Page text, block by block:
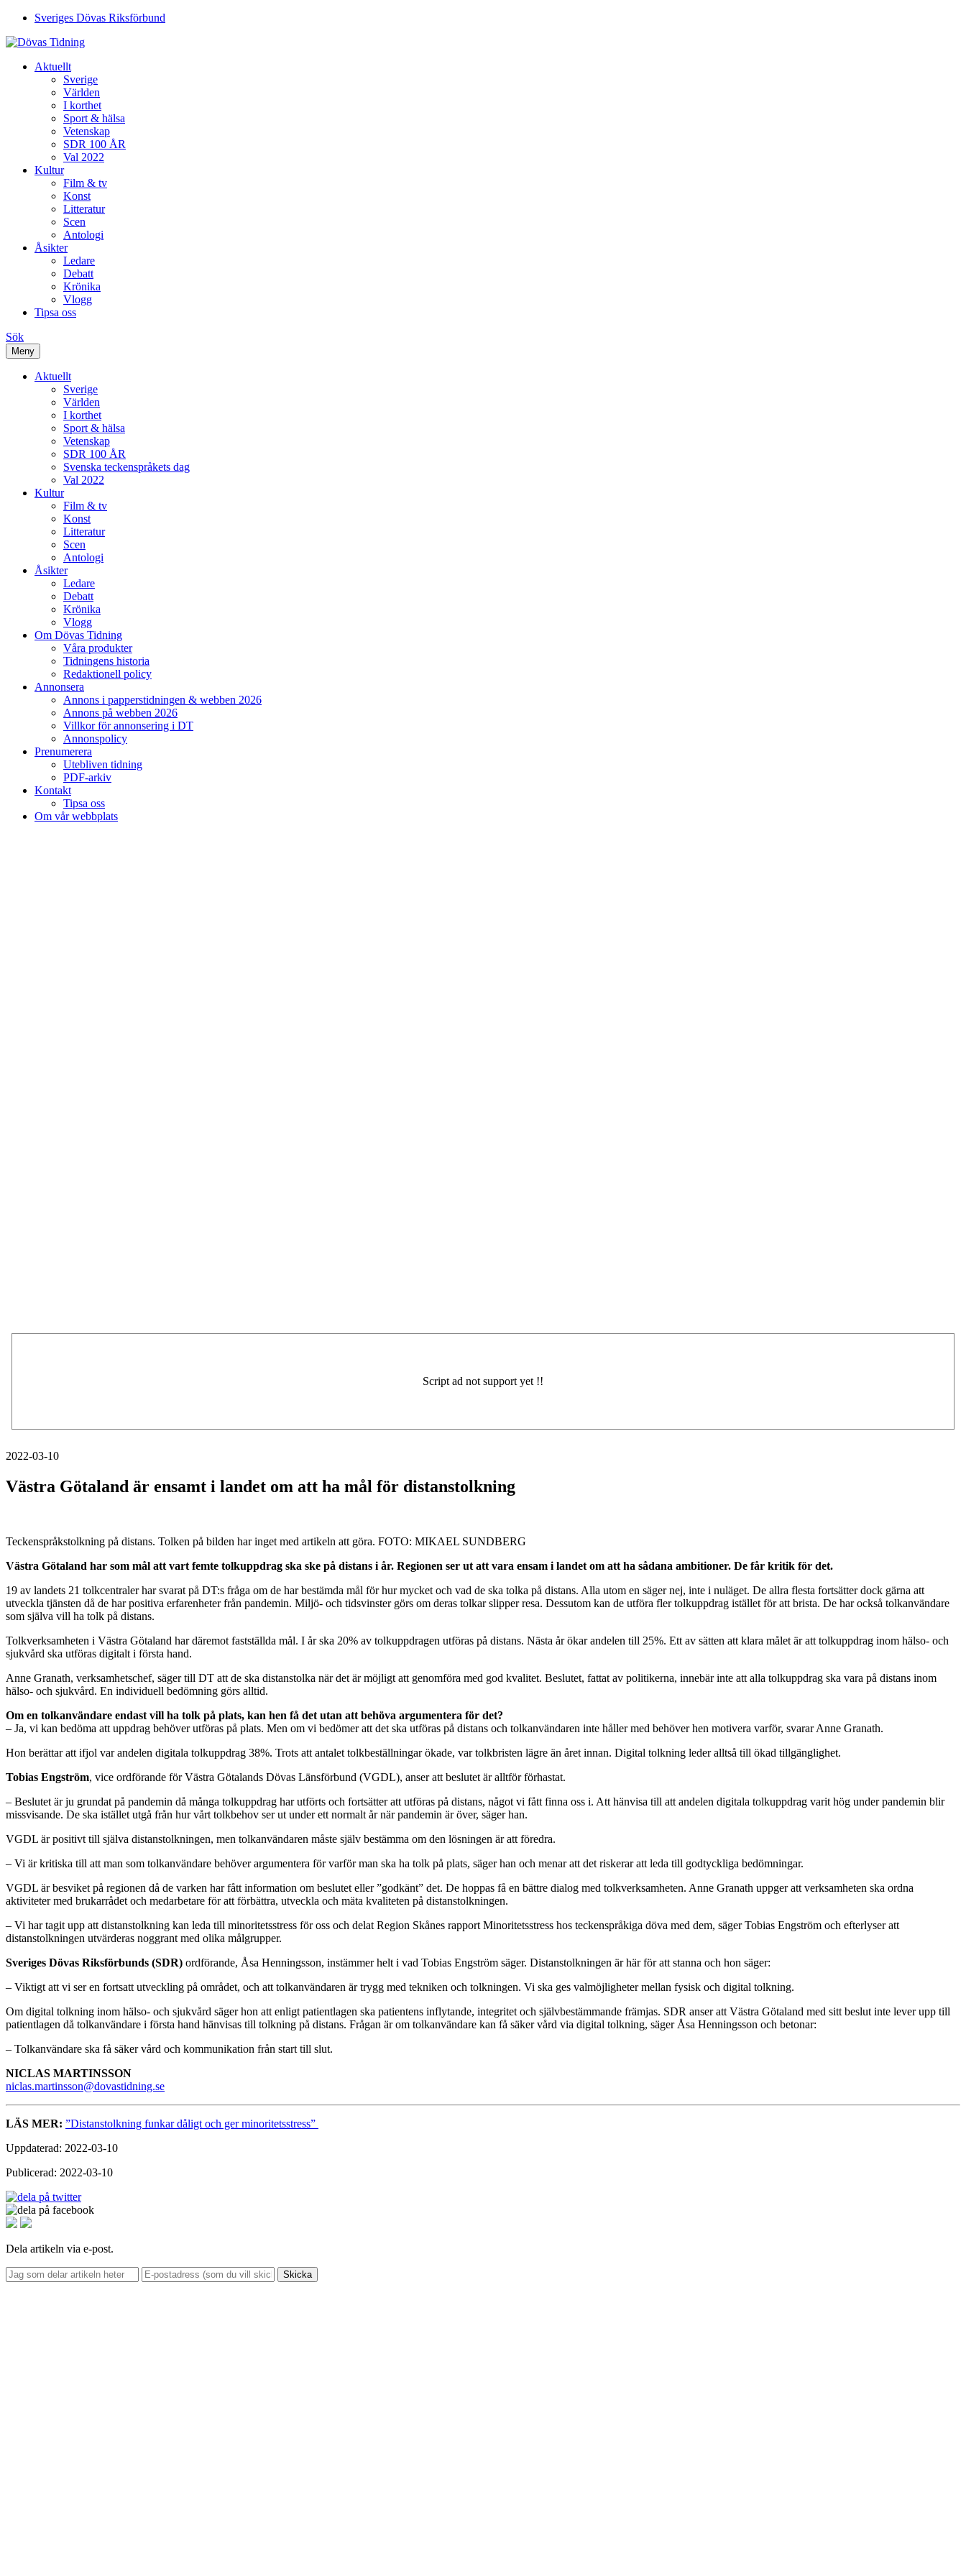
Sveriges Dövas Riksförbund
Aktuellt
Sverige
Världen
I korthet
Sport & hälsa
Vetenskap
SDR 100 ÅR
Val 2022
Kultur
Film & tv
Konst
Litteratur
Scen
Antologi
Åsikter
Ledare
Debatt
Krönika
Vlogg
Tipsa oss
Sök
Meny
Aktuellt
Sverige
Världen
I korthet
Sport & hälsa
Vetenskap
SDR 100 ÅR
Svenska teckenspråkets dag
Val 2022
Kultur
Film & tv
Konst
Litteratur
Scen
Antologi
Åsikter
Ledare
Debatt
Krönika
Vlogg
Om Dövas Tidning
Våra produkter
Tidningens historia
Redaktionell policy
Annonsera
Annons i papperstidningen & webben 2026
Annons på webben 2026
Villkor för annonsering i DT
Annonspolicy
Prenumerera
Utebliven tidning
PDF-arkiv
Kontakt
Tipsa oss
Om vår webbplats
2022-03-10
Västra Götaland är ensamt i landet om att ha mål för distanstolkning
Teckenspråkstolkning på distans. Tolken på bilden har inget med artikeln att göra. FOTO: MIKAEL SUNDBERG
Västra Götaland har som mål att vart femte tolkuppdrag ska ske på distans i år. Regionen ser ut att vara ensam i landet om att ha sådana ambitioner. De får kritik för det.
19 av landets 21 tolkcentraler har svarat på DT:s fråga om de har bestämda mål för hur mycket och vad de ska tolka på distans. Alla utom en säger nej, inte i nuläget. De allra flesta fortsätter dock gärna att
utveckla tjänsten då de har positiva erfarenheter från pandemin. Miljö- och tidsvinster görs om deras tolkar slipper resa. Dessutom kan de utföra fler tolkuppdrag istället för att brista. De har också tolkanvändare
som själva vill ha tolk på distans.
Tolkverksamheten i Västra Götaland har däremot fastställda mål. I år ska 20% av tolkuppdragen utföras på distans. Nästa år ökar andelen till 25%. Ett av sätten att klara målet är att tolkuppdrag inom hälso- och
sjukvård ska utföras digitalt i första hand.
Anne Granath, verksamhetschef, säger till DT att de ska distanstolka när det är möjligt att genomföra med god kvalitet. Beslutet, fattat av politikerna, innebär inte att alla tolkuppdrag ska vara på distans inom
hälso- och sjukvård. En individuell bedömning görs alltid.
Om en tolkanvändare endast vill ha tolk på plats, kan hen få det utan att behöva argumentera för det?
– Ja, vi kan bedöma att uppdrag behöver utföras på plats. Men om vi bedömer att det ska utföras på distans och tolkanvändaren inte håller med behöver hen motivera varför, svarar Anne Granath.
Hon berättar att ifjol var andelen digitala tolkuppdrag 38%. Trots att antalet tolkbeställningar ökade, var tolkbristen lägre än året innan. Digital tolkning leder alltså till ökad tillgänglighet.
Tobias Engström, vice ordförande för Västra Götalands Dövas Länsförbund (VGDL), anser att beslutet är alltför förhastat.
– Beslutet är ju grundat på pandemin då många tolkuppdrag har utförts och fortsätter att utföras på distans, något vi fått finna oss i. Att hänvisa till att andelen digitala tolkuppdrag varit hög under pandemin blir
missvisande. De ska istället utgå från hur vårt tolkbehov ser ut under ett normalt år när pandemin är över, säger han.
VGDL är positivt till själva distanstolkningen, men tolkanvändaren måste själv bestämma om den lösningen är att föredra.
– Vi är kritiska till att man som tolkanvändare behöver argumentera för varför man ska ha tolk på plats, säger han och menar att det riskerar att leda till godtyckliga bedömningar.
VGDL är besviket på regionen då de varken har fått information om beslutet eller ”godkänt” det. De hoppas få en bättre dialog med tolkverksamheten. Anne Granath uppger att verksamheten ska ordna
aktiviteter med brukarrådet och medarbetare för att förbättra, utveckla och mäta kvaliteten på distanstolkningen.
– Vi har tagit upp att distanstolkning kan leda till minoritetsstress för oss och delat Region Skånes rapport Minoritetsstress hos teckenspråkiga döva med dem, säger Tobias Engström och efterlyser att
distanstolkningen utvärderas noggrant med olika målgrupper.
Sveriges Dövas Riksförbunds (SDR) ordförande, Åsa Henningsson, instämmer helt i vad Tobias Engström säger. Distanstolkningen är här för att stanna och hon säger:
– Viktigt att vi ser en fortsatt utveckling på området, och att tolkanvändaren är trygg med tekniken och tolkningen. Vi ska ges valmöjligheter mellan fysisk och digital tolkning.
Om digital tolkning inom hälso- och sjukvård säger hon att enligt patientlagen ska patientens inflytande, integritet och självbestämmande främjas. SDR anser att Västra Götaland med sitt beslut inte lever upp till
patientlagen då tolkanvändare i första hand hänvisas till tolkning på distans. Frågan är om tolkanvändare kan få säker vård via digital tolkning, säger Åsa Henningsson och betonar:
– Tolkanvändare ska få säker vård och kommunikation från start till slut.
NICLAS MARTINSSON
niclas.martinsson@dovastidning.se
LÄS MER: ”Distanstolkning funkar dåligt och ger minoritetsstress”
Uppdaterad: 2022-03-10
Publicerad: 2022-03-10
Dela artikeln via e-post.
Skicka